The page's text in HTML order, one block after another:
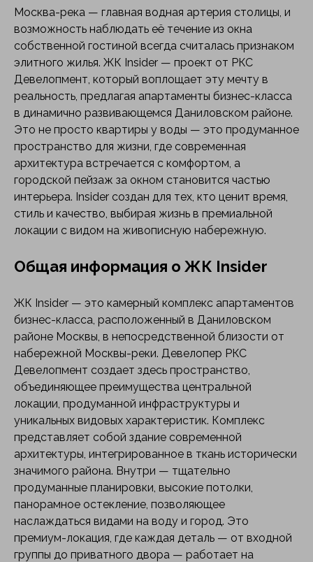
Москва-река — главная водная артерия столицы, и
возможность наблюдать её течение из окна
собственной гостиной всегда считалась признаком
элитного жилья. ЖК Insider — проект от РКС
Девелопмент, который воплощает эту мечту в
реальность, предлагая апартаменты бизнес-класса
в динамично развивающемся Даниловском районе.
Это не просто квартиры у воды — это продуманное
пространство для жизни, где современная
архитектура встречается с комфортом, а
городской пейзаж за окном становится частью
интерьера. Insider создан для тех, кто ценит время,
стиль и качество, выбирая жизнь в премиальной
локации с видом на живописную набережную.
Общая информация о ЖК Insider
ЖК Insider — это камерный комплекс апартаментов
бизнес-класса, расположенный в Даниловском
районе Москвы, в непосредственной близости от
набережной Москвы-реки. Девелопер РКС
Девелопмент создает здесь пространство,
объединяющее преимущества центральной
локации, продуманной инфраструктуры и
уникальных видовых характеристик. Комплекс
представляет собой здание современной
архитектуры, интегрированное в ткань исторически
значимого района. Внутри — тщательно
продуманные планировки, высокие потолки,
панорамное остекление, позволяющее
наслаждаться видами на воду и город. Это
премиум-локация, где каждая деталь — от входной
группы до приватного двора — работает на